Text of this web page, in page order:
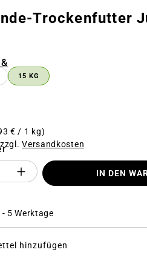
Trockenfutter
15 KG
€ / 1 kg)
zzgl.Versandkosten
des IN DEN
5 Werktage
hinzufügen